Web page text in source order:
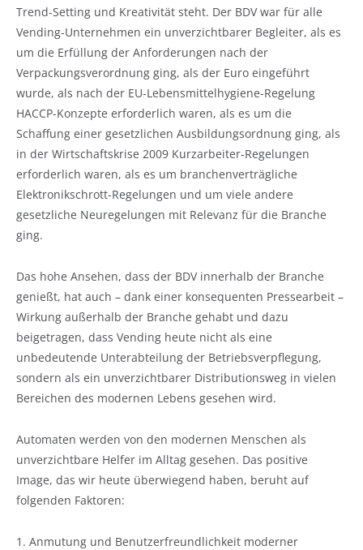
Trend-Setting und Kreativität steht. Der BDV war für alle
Vending-Unternehmen ein unverzichtbarer Begleiter, als es
um die Erfüllung der Anforderungen nach der
Verpackungsverordnung ging, als der Euro eingeführt
wurde, als nach der EU-Lebensmittelhygiene-Regelung
HACCP-Konzepte erforderlich waren, als es um die
Schaffung einer gesetzlichen Ausbildungsordnung ging, als
in der Wirtschaftskrise 2009 Kurzarbeiter-Regelungen
erforderlich waren, als es um branchenverträgliche
Elektronikschrott-Regelungen und um viele andere
gesetzliche Neuregelungen mit Relevanz für die Branche
ging.
Das hohe Ansehen, dass der BDV innerhalb der Branche
genießt, hat auch – dank einer konsequenten Pressearbeit –
Wirkung außerhalb der Branche gehabt und dazu
beigetragen, dass Vending heute nicht als eine
unbedeutende Unterabteilung der Betriebsverpflegung,
sondern als ein unverzichtbarer Distributionsweg in vielen
Bereichen des modernen Lebens gesehen wird.
Automaten werden von den modernen Menschen als
unverzichtbare Helfer im Alltag gesehen. Das positive
Image, das wir heute überwiegend haben, beruht auf
folgenden Faktoren:
1. Anmutung und Benutzerfreundlichkeit moderner